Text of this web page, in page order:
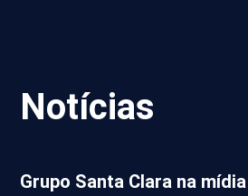
Notícias
Grupo Santa Clara na mídia